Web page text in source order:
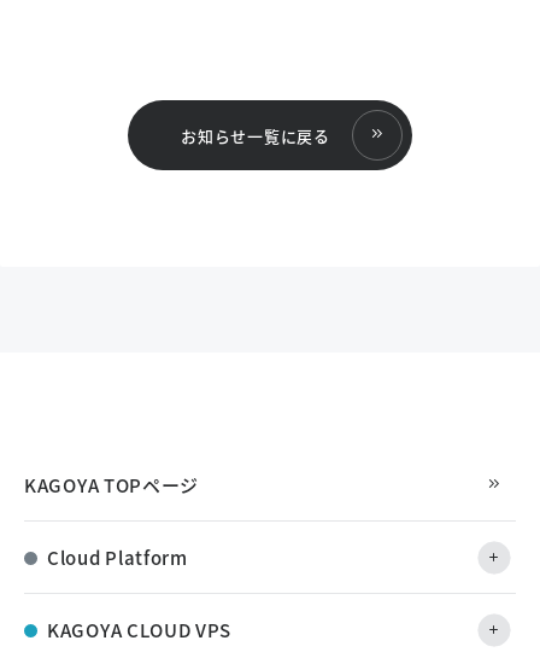
お知らせ一覧に戻る
KAGOYA TOPページ
Cloud Platform
KAGOYA CLOUD VPS